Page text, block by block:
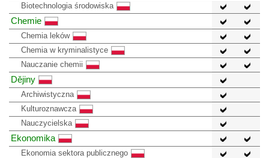
Biotechnologia środowiska
Chemie
Chemia leków
Chemia w kryminalistyce
Nauczanie chemii
Dějiny
Archiwistyczna
Kulturoznawcza
Nauczycielska
Ekonomika
Ekonomia sektora publicznego